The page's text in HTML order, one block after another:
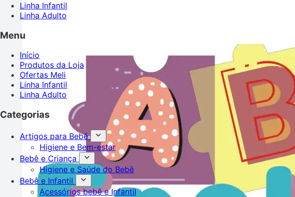
Linha Infantil
Linha Adulto
Menu
Início
Produtos da Loja
Ofertas Meli
Linha Infantil
Linha Adulto
Categorias
Artigos para Bebê
Higiene e Bem-estar
Bebê e Criança
Higiene e Saúde do Bebê
Bebê e Infantil
Acessórios bebê e Infantil